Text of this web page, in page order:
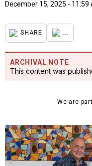
December 15, 2025 - 11:59
SHARE ...
ARCHIVAL NOTE
This content was
We are